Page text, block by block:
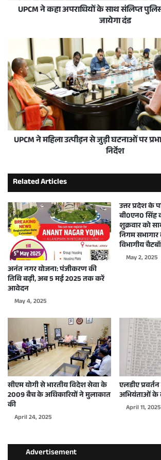
UPCM ने कहा अपराधियों के साथ संलिप्त
जायेगा दंड
UPCM ने महिला उत्पीड़न से जुड़ी घटनाओं पर
निर्देश
Related Articles
अनंत नगर योजना: पंजीकरण की
तिथि बढ़ी, अब 5 मई 2025 तक करें
आवेदन
May 4, 2025
उत्तर प्रदेश के
बी0एन0
शुक्रवार को
निगम
विभागीय
May 2, 2025
सीएम योगी से भारतीय विदेश सेवा के
2009 बैच के अधिकारियों ने मुलाकात
की
April 24, 2025
एलडीए
अभियंताओं के
April 11, 2025
Advertisement